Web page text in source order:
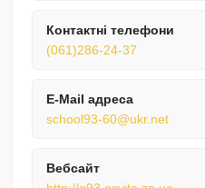
Контактні телефони
(061)286-24-37
E-Mail адреса
school93-60@ukr.net
Вебсайт